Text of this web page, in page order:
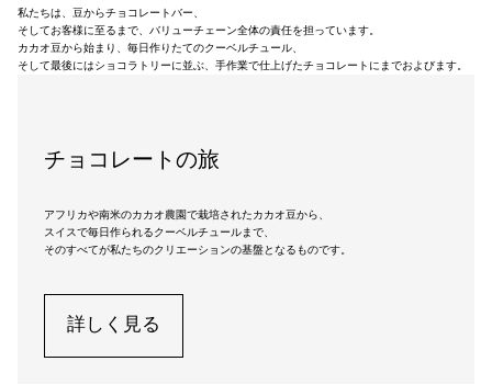
私たちは、豆からチョコレートバー、
そしてお客様に至るまで、バリューチェーン全体の責任を担っています。
カカオ豆から始まり、毎日作りたてのクーベルチュール、
そして最後にはショコラトリーに並ぶ、手作業で仕上げたチョコレートにまでおよびます。
チョコレートの旅
アフリカや南米のカカオ農園で栽培されたカカオ豆から、
スイスで毎日作られるクーベルチュールまで、
そのすべてが私たちのクリエーションの基盤となるものです。
詳しく見る